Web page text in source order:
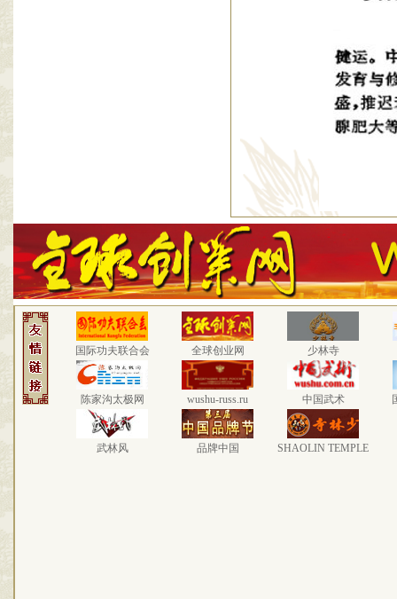
国际功夫联合会 全球创业网 少林寺
陈家沟太极网 wushu-russ.ru 中国武术
武林风 品牌中国 SHAOLIN TEMPLE